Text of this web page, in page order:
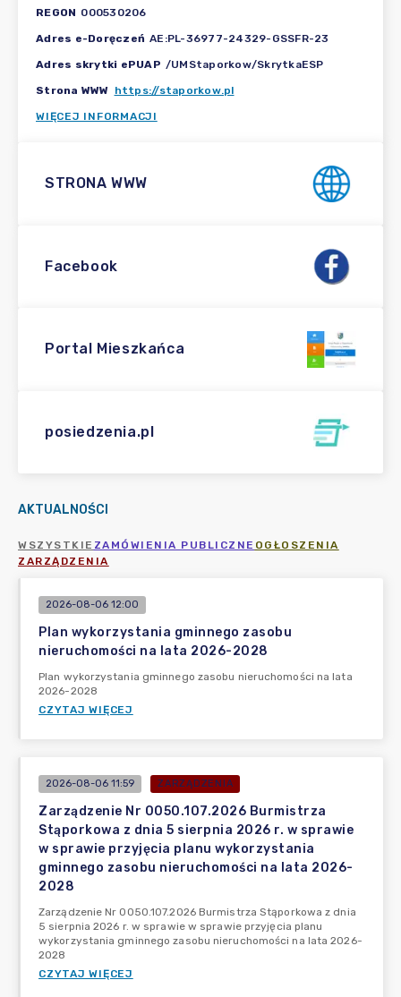
REGON 000530206
Adres e-Doręczeń AE:PL-36977-24329-GSSFR-23
Adres skrytki ePUAP /UMStaporkow/SkrytkaESP
Strona WWW https://staporkow.pl
WIĘCEJ INFORMACJI
STRONA WWW
Facebook
Portal Mieszkańca
posiedzenia.pl
AKTUALNOŚCI
WSZYSTKIE ZAMÓWIENIA PUBLICZNE OGŁOSZENIA
ZARZĄDZENIA
2026-08-06 12:00
Plan wykorzystania gminnego zasobu
nieruchomości na lata 2026-2028
Plan wykorzystania gminnego zasobu nieruchomości na lata
2026-2028
CZYTAJ WIĘCEJ
2026-08-06 11:59 ZARZĄDZENIA
Zarządzenie Nr 0050.107.2026 Burmistrza
Stąporkowa z dnia 5 sierpnia 2026 r. w sprawie
w sprawie przyjęcia planu wykorzystania
gminnego zasobu nieruchomości na lata 2026-
2028
Zarządzenie Nr 0050.107.2026 Burmistrza Stąporkowa z dnia
5 sierpnia 2026 r. w sprawie w sprawie przyjęcia planu
wykorzystania gminnego zasobu nieruchomości na lata 2026-
2028
CZYTAJ WIĘCEJ